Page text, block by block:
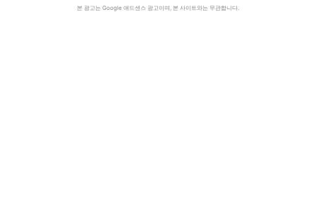
본 광고는 Google 애드센스 광고이며, 본 사이트와는 무관합니다.